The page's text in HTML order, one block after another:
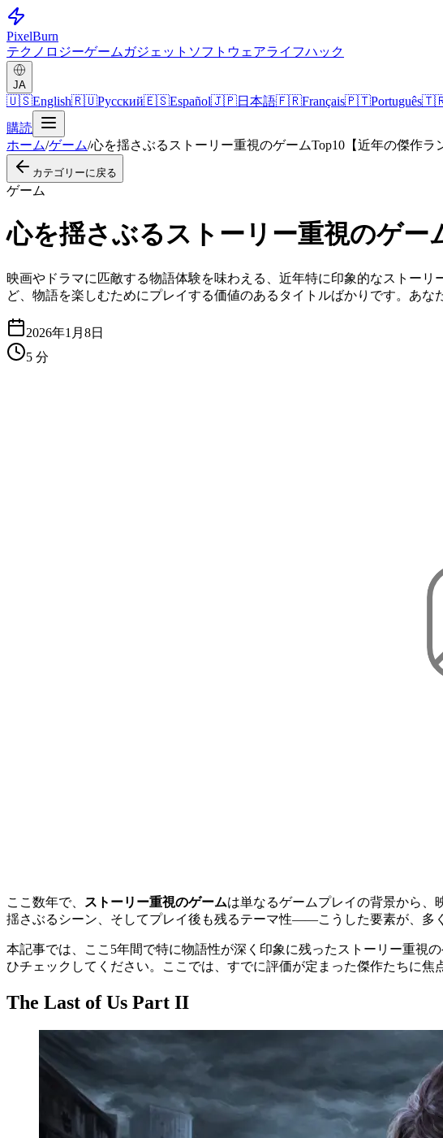
PixelBurn
テクノロジーゲーム ガジェット ソフトウェアライフハック
JA
🇺🇸English🇷🇺Русский🇪🇸Español🇯🇵日本語🇫🇷Français🇵🇹Português
購読
ホーム/ゲーム/心を揺さぶるストーリー重視のゲームTop10【近年の傑作ラ
カテゴリーに戻る
ゲーム
心を揺さぶるストーリー重視のゲー
映画やドラマに匹敵する物語体験を味わえる、近年特に印象的なストー
ど、物語を楽しむためにプレイする価値のあるタイトルばかりです。あな
2026年1月8日
5 分
ここ数年で、 ストーリー重視のゲームは単なるゲームプレイの背景から、
揺さぶるシーン、そしてプレイ後も残るテーマ性――こうした要素が、多
本記事では、ここ5年間で特に物語性が深く印象に残ったストーリー重視
ひチェックしてください。ここでは、すでに評価が定まった傑作たちに
The Last of Us Part II